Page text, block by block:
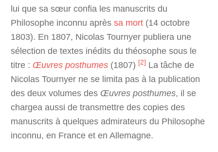
lui que sa sœur confia les manuscrits du
Philosophe inconnu aprèssa mort (14 octobre
1803). En 1807, Nicolas Tournyer publiera une
sélection de textes inédits du théosophe sous le
titre : Œuvres posthumes (1807) [2] La tâche de
Nicolas Tournyer ne se limita pas à la publication
des deux volumes des Œuvres posthumes, il se
chargea aussi de transmettre des copies des
manuscrits à quelques admirateurs du Philosophe
inconnu, en France et en Allemagne.